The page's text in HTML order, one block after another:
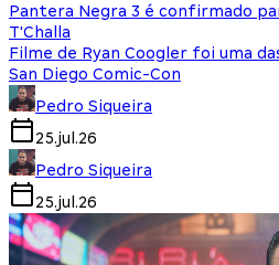
Pantera Negra 3 é confirmado
T'Challa
Filme de Ryan Coogler foi uma
San Diego Comic-Con
Pedro Siqueira
25.jul.26
Pedro Siqueira
25.jul.26